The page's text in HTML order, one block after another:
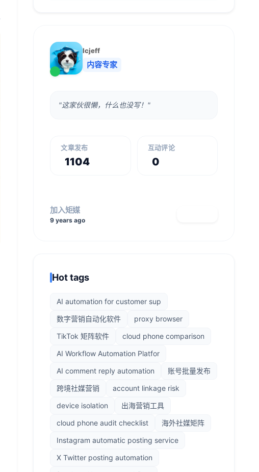
lcjeff
内容专家
"这家伙很懒，什么也没写！"
文章发布
1104
互动评论
0
加入矩媒
9 years ago
Hot tags
AI automation for customer sup
数字营销自动化软件
proxy browser
TikTok 矩阵软件
cloud phone comparison
AI Workflow Automation Platfor
AI comment reply automation
账号批量发布
跨境社媒营销
account linkage risk
device isolation
出海营销工具
cloud phone audit checklist
海外社媒矩阵
Instagram automatic posting service
X Twitter posting automation